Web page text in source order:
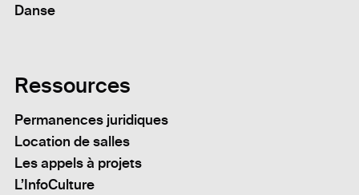
Danse
Ressources
Permanences juridiques
Location de salles
Les appels à projets
L’InfoCulture